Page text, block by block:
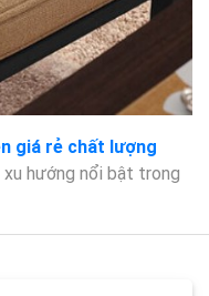
giá rẻ chất lượng
hướng nổi bật trong